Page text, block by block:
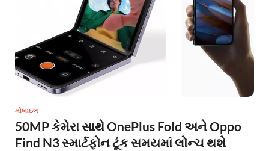
મોબાઇલ
50MP કેમેરા સાથે OnePlus Fold અને Oppo
Find N3 સ્માર્ટફોન ટૂંક સમયમાં લોન્ચ થશે